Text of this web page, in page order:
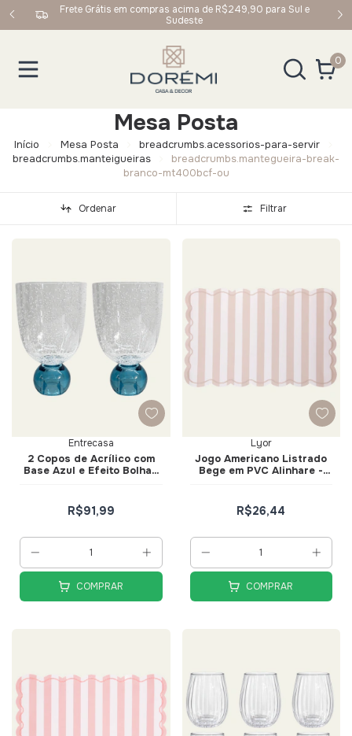
Frete Grátis em compras acima de R$249,90 para Sul e
Sudeste
0
Mesa Posta
Início Mesa Posta
breadcrumbs.acessorios-para-servir
breadcrumbs.manteigueiras
breadcrumbs.mantegueira-break-
branco-mt400bcf-ou
Ordenar Filtrar
Entrecasa
2 Copos de Acrílico com
Base Azul e Efeito Bolhas
R$91,99
COMPRAR
Lyor
Jogo Americano Listrado
Bege em PVC Alinhare -
R$26,44
COMPRAR